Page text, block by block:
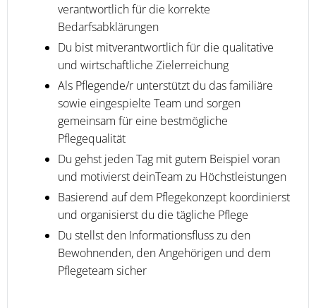
verantwortlich für die korrekte
Bedarfsabklärungen
Du bist mitverantwortlich für die qualitative
und wirtschaftliche Zielerreichung
Als Pflegende/r unterstützt du das familiäre
sowie eingespielte Team und sorgen
gemeinsam für eine bestmögliche
Pflegequalität
Du gehst jeden Tag mit gutem Beispiel voran
und motivierst deinTeam zu Höchstleistungen
Basierend auf dem Pflegekonzept koordinierst
und organisierst du die tägliche Pflege
Du stellst den Informationsfluss zu den
Bewohnenden, den Angehörigen und dem
Pflegeteam sicher